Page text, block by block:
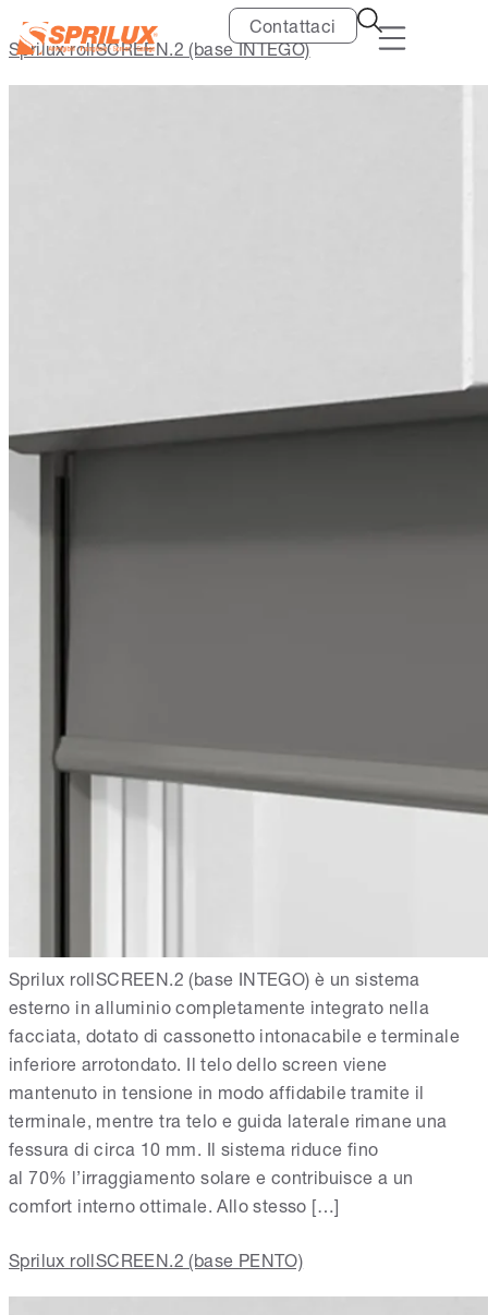
Contattaci
Sprilux rollSCREEN.2 (base INTEGO)
Sprilux rollSCREEN.2 (base INTEGO) è un sistema
esterno in alluminio completamente integrato nella
facciata, dotato di cassonetto intonacabile e terminale
inferiore arrotondato. Il telo dello screen viene
mantenuto in tensione in modo affidabile tramite il
terminale, mentre tra telo e guida laterale rimane una
fessura di circa 10 mm. Il sistema riduce fino
al 70% l’irraggiamento solare e contribuisce a un
comfort interno ottimale. Allo stesso […]
Sprilux rollSCREEN.2 (base PENTO)